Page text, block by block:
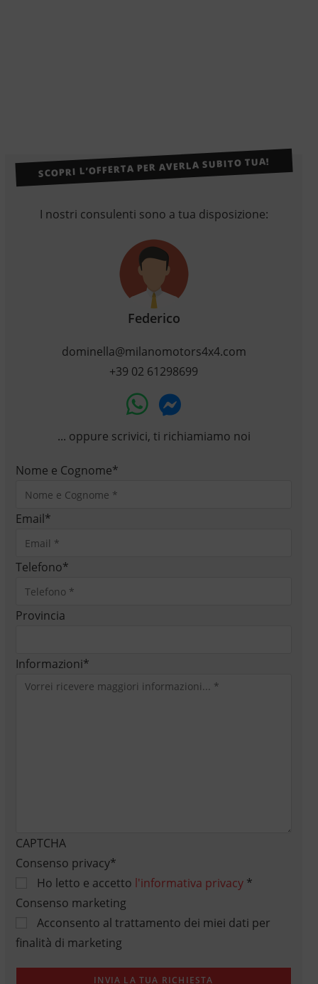
SCOPRI L’OFFERTA PER AVERLA SUBITO TUA!
I nostri consulenti sono a tua disposizione:
Federico
dominella@milanomotors4x4.com
+39 02 61298699
... oppure scrivici, ti richiamiamo noi
Nome e Cognome*
Email*
Telefono*
Provincia
Informazioni*
CAPTCHA
Consenso privacy*
Ho letto e accetto l'informativa privacy*
Consenso marketing
Acconsento al trattamento dei miei dati per
finalità di marketing